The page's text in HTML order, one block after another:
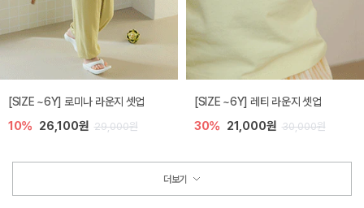
[SIZE ~6Y] 로미나 라운지 셋업
10% 26,100원 29,000원
[SIZE ~6Y] 레티 라운지 셋업
30% 21,000원 30,000원
더보기